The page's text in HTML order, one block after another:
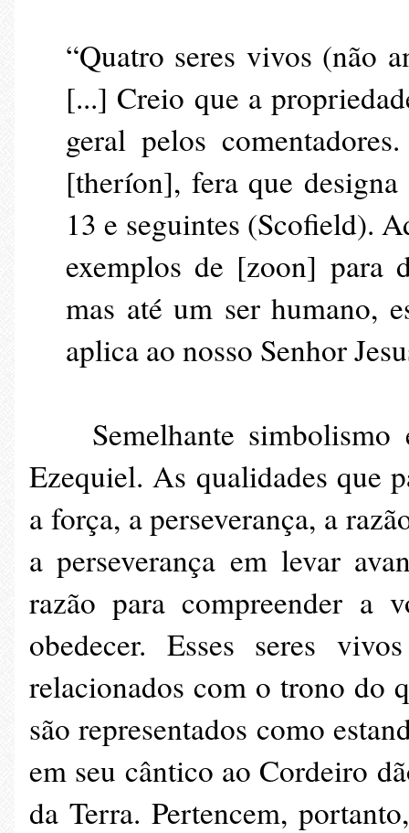
“Quatro seres vivos (não
[...] Creio que a
geral pelos
[theríon], fera que
13 e seguintes (Scofield).
exemplos de [zoon] para
mas até um ser humano,
aplica ao nosso Senhor
Semelhante
Ezequiel. As qualidades que
a força, a perseverança, a
a perseverança em levar
razão para compreender a
obedecer. Esses seres
relacionados com o trono do
são representados como
em seu cântico ao Cordeiro
da Terra. Pertencem,